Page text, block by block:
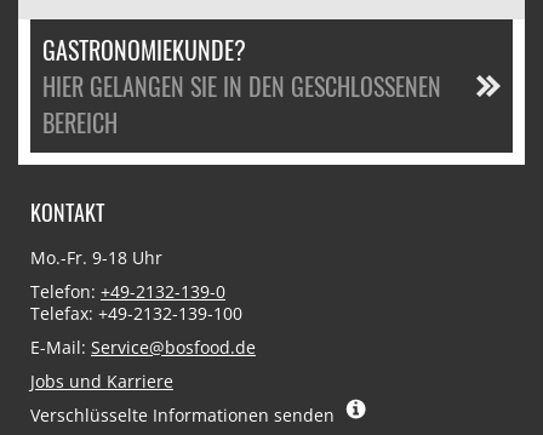
GASTRONOMIEKUNDE?
HIER GELANGEN SIE IN DEN GESCHLOSSENEN
BEREICH
KONTAKT
Mo.-Fr. 9-18 Uhr
Telefon: +49-2132-139-0
Telefax: +49-2132-139-100
E-Mail: Service@bosfood.de
Jobs und Karriere
Verschlüsselte Informationen senden